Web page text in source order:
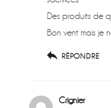
Des produits de
Bon vent mais je
RÉPONDRE
Crignier